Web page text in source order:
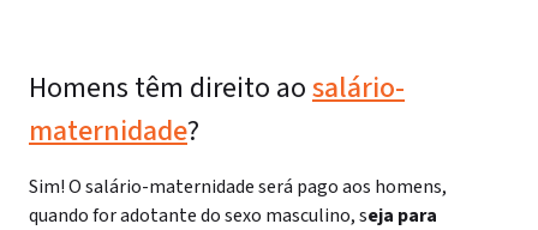
Homens têm direito aosalário-
maternidade?
Sim! O salário-maternidade será pago aos homens,
quando for adotante do sexo masculino, seja para